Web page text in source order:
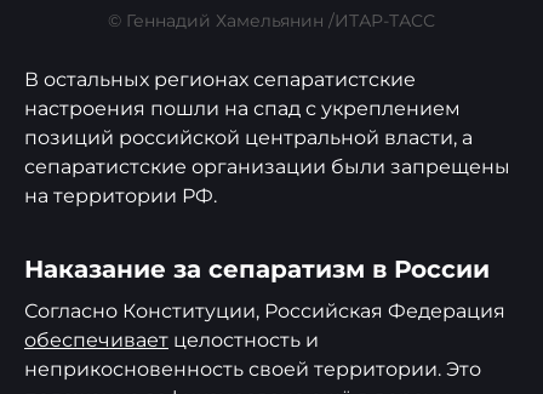
© Геннадий Хамельянин /ИТАР-ТАСС
В остальных регионах сепаратистские
настроения пошли на спад с укреплением
позиций российской центральной власти, а
сепаратистские организации были запрещены
на территории РФ.
Наказание за сепаратизм в России
Согласно Конституции, Российская Федерация
обеспечивает целостность и
неприкосновенность своей территории. Это